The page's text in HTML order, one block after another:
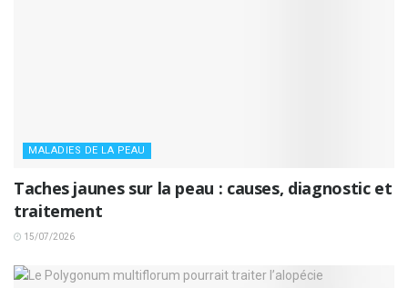
MALADIES DE LA PEAU
Taches jaunes sur la peau : causes, diagnostic et
traitement
15/07/2026